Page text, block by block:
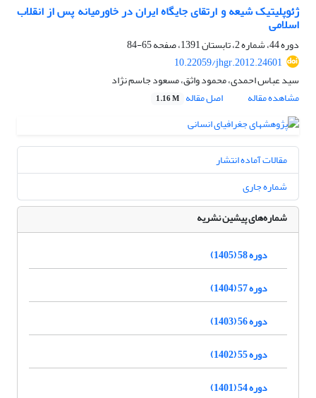
ژئوپلیتیک شیعه و ارتقای جایگاه ایران در خاورمیانه پس از انقلاب
اسلامی
دوره 44، شماره 2، تابستان 1391، صفحه
65-84
10.22059/jhgr.2012.24601
سید عباس احمدی، محمود واثق، مسعود جاسم نژاد
مشاهده مقاله
اصل مقاله 1.16 M
مقالات آماده انتشار
شماره جاری
شماره‌های پیشین نشریه
دوره 58 (1405)
دوره 57 (1404)
دوره 56 (1403)
دوره 55 (1402)
دوره 54 (1401)